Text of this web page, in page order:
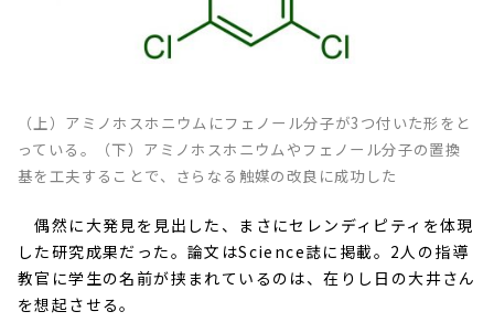
（上）アミノホスホニウムにフェノール分子が3つ付いた形をと
っている。（下）アミノホスホニウムやフェノール分子の置換
基を工夫することで、さらなる触媒の改良に成功した
偶然に大発見を見出した、まさにセレンディピティを体現
した研究成果だった。論文はScience誌に掲載。 2人の指導
教官に学生の名前が挟まれているのは、在りし日の大井さん
を想起させる。